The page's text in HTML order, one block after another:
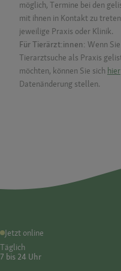
möglich, Termine bei den
mit ihnen in Kontakt zu
jeweilige Praxis oder Klinik.
Für Tierärzt:innen: Wenn
Tierarztsuche als Praxis
möchten, können Sie sich hier
Datenänderung stellen.
Jetzt online
Täglich
7 bis 24 Uhr